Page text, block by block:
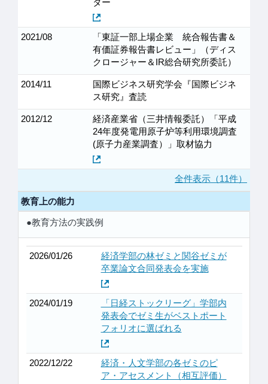
ター
2021/08
「東証一部上場企業 統合報告書＆
有価証券報告書レビュー」（ディス
クロージャー＆IR総合研究所委託）
2014/11
国際ビジネス研究学会『国際ビジネ
ス研究』査読
2012/12
経済産業省（三井情報委託）「平成
24年度発電用原子炉等利用環境調査
(原子力産業調査）」取材協力
全件表示（11件）
教育上の能力
●教育方法の実践例
2026/01/26
経済学部の林ゼミと関谷ゼミが
卒業論文合同発表会を実施
2024/01/19
「日経ストックリーグ」学部内
発表会でゼミ生がベストポート
フォリオに選ばれる
2022/12/22
経済・人文学部の各ゼミのピ
ア・アセスメント（相互評価）